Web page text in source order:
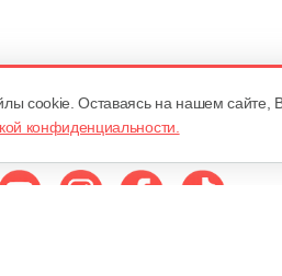
cookie. Оставаясь на нашем сайте,
конфиденциальности.